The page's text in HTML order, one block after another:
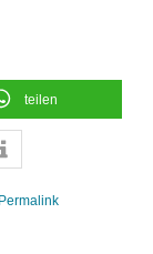
teilen
Permalink